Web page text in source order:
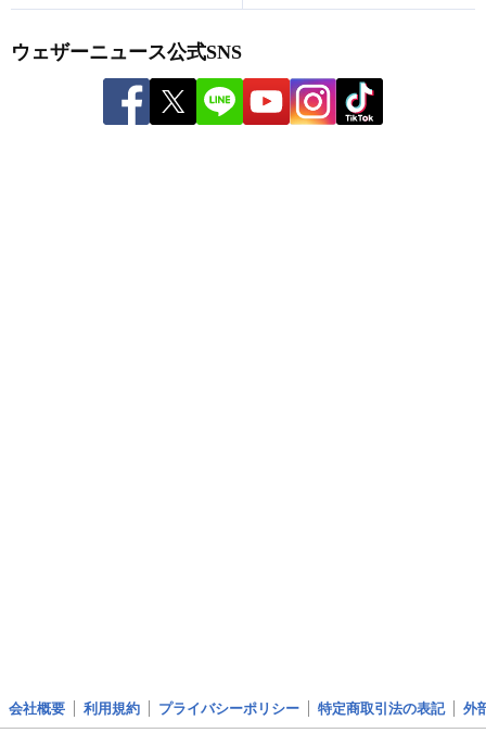
ウェザーニュース公式SNS
会社概要 利用規約 プライバシーポリシー 特定商取引法の表記 外